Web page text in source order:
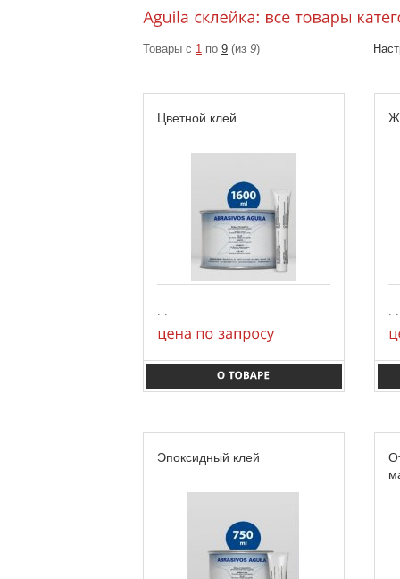
Товары с 1 по 9 (из 9)
Цветной клей
Эпоксидный клей